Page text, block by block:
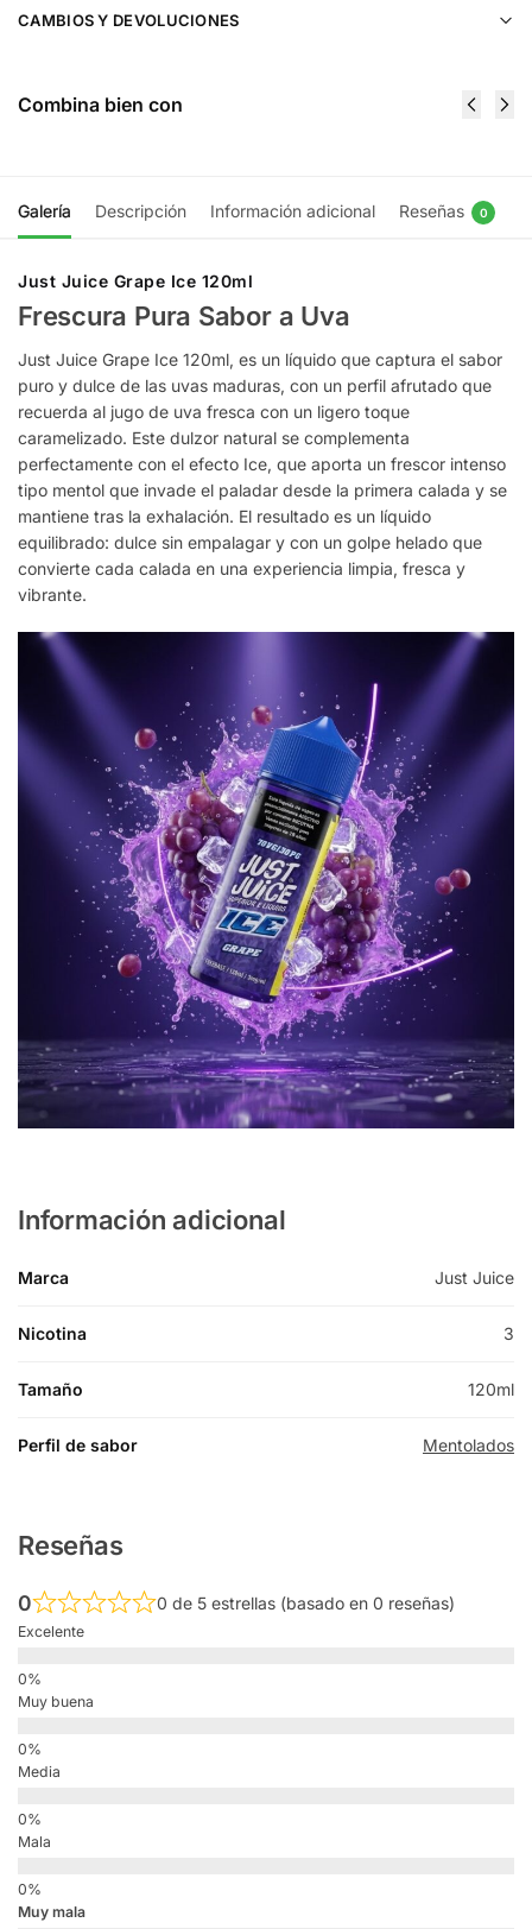
CAMBIOS Y DEVOLUCIONES
Combina bien con
Galería Descripción Información adicional Reseñas 0
Just Juice Grape Ice 120ml
Frescura Pura Sabor a Uva
Just Juice Grape Ice 120ml, es un líquido que captura el sabor
puro y dulce de las uvas maduras, con un perfil afrutado que
recuerda al jugo de uva fresca con un ligero toque
caramelizado. Este dulzor natural se complementa
perfectamente con el efecto Ice, que aporta un frescor intenso
tipo mentol que invade el paladar desde la primera calada y se
mantiene tras la exhalación. El resultado es un líquido
equilibrado: dulce sin empalagar y con un golpe helado que
convierte cada calada en una experiencia limpia, fresca y
vibrante.
Información adicional
Marca Just Juice
Nicotina 3
Tamaño 120ml
Perfil de sabor Mentolados
Reseñas
0 0 de 5 estrellas (basado en 0 reseñas)
Excelente
Muy buena
Media
Mala
Muy mala